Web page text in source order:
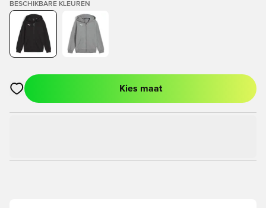
BESCHIKBARE KLEUREN
Opent een venster om in te loggen of je aan te melden als lid
Kies maat